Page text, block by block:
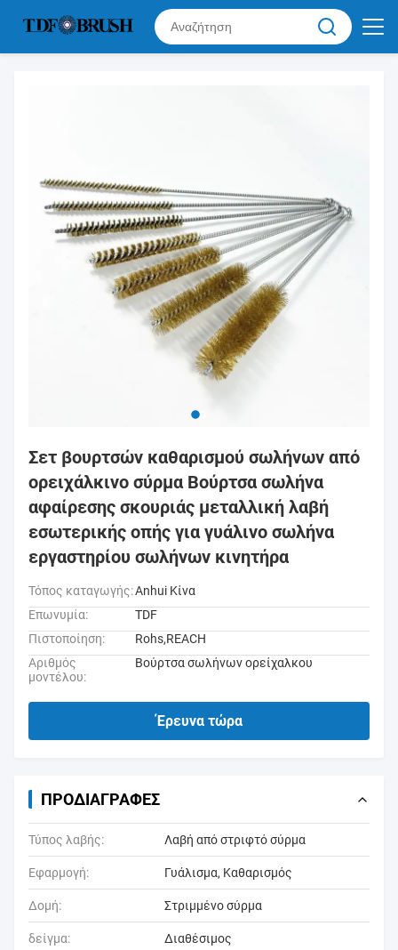
Σετ βουρτσών καθαρισμού σωλήνων από
ορειχάλκινο σύρμα Βούρτσα σωλήνα
αφαίρεσης σκουριάς μεταλλική λαβή
εσωτερικής οπής για γυάλινο σωλήνα
εργαστηρίου σωλήνων κινητήρα
Τόπος καταγωγής:Anhui Κίνα
Επωνυμία:
TDF
Πιστοποίηση:
Rohs,REACH
Αριθμός
μοντέλου:
Βούρτσα σωλήνων ορείχαλκου
Έρευνα τώρα
ΠΡΟΔΙΑΓΡΑΦΈΣ
Τύπος λαβής: Λαβή από στριφτό σύρμα
Εφαρμογή: Γυάλισμα, Καθαρισμός
Δομή: Στριμμένο σύρμα
δείγμα: Διαθέσιμος